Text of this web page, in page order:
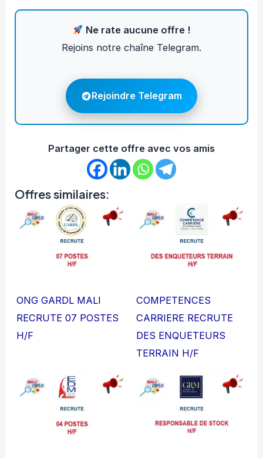
Ne rate aucune offre !
Rejoins notre chaîne Telegram.
Rejoindre Telegram
Partager cette offre avec vos amis
Offres similaires:
ONG GARDL MALI
RECRUTE 07 POSTES
H/F
COMPETENCES
CARRIERE RECRUTE
DES ENQUETEURS
TERRAIN H/F